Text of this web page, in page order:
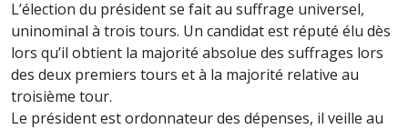
L’élection du président se fait au suffrage universel,
uninominal à trois tours. Un candidat est réputé élu dès
lors qu’il obtient la majorité absolue des suffrages lors
des deux premiers tours et à la majorité relative au
troisième tour.
Le président est ordonnateur des dépenses, il veille au